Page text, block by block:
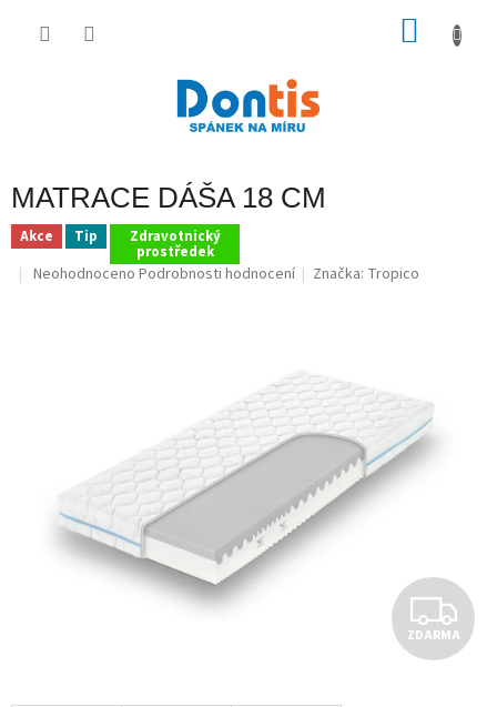
MATRACE DÁŠA 18 CM
Akce Tip Zdravotnický
prostředek
Průměrné
Neohodnoceno Podrobnosti hodnocení Značka: Tropico
Z
D
ZDARMA